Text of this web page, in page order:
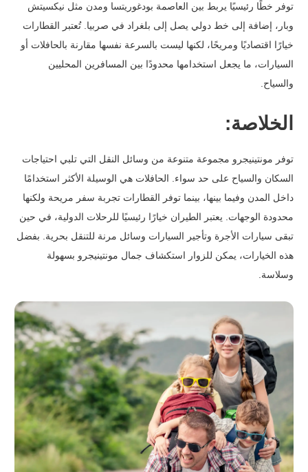
توفر خطًا رئيسيًا يربط بين العاصمة بودغوريتسا ومدن مثل نيكسيتش
وبار، إضافة إلى خط دولي يصل إلى بلغراد في صربيا.تُعتبر القطارات
خيارًا اقتصاديًا ومريحًا، لكنها ليست بالسرعة نفسها مقارنة بالحافلات أو
السيارات، ما يجعل استخدامها محدودًا بين المسافرين المحليين
والسياح.
الخلاصة:
توفر مونتينيجرو مجموعة متنوعة من وسائل النقل التي تلبي احتياجات
السكان والسياح على حد سواء. الحافلات هي الوسيلة الأكثر استخدامًا
داخل المدن وفيما بينها، بينما توفر القطارات تجربة سفر مريحة ولكنها
محدودة الوجهات. يعتبر الطيران خيارًا رئيسيًا للرحلات الدولية، في حين
تبقى سيارات الأجرة وتأجير السيارات وسائل مرنة للتنقل بحرية. بفضل
هذه الخيارات، يمكن للزوار استكشاف جمال مونتينيجرو بسهولة
وسلاسة.